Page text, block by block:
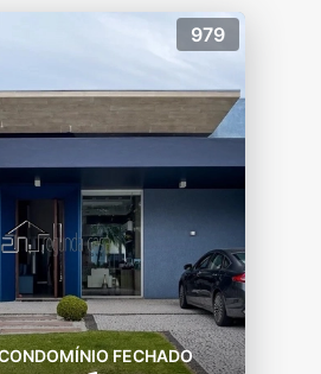
979
FECHADO